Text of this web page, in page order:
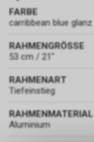
FARBE
carribbean blue glanz
RAHMENGRÖSSE
53 cm / 21"
RAHMENART
Tiefeinstieg
RAHMENMATERIAL
Aluminium